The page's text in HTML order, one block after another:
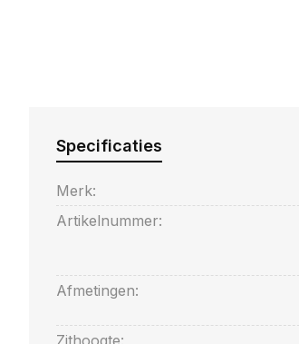
Specificaties
Merk:
Artikelnummer:
Afmetingen:
Zithoogte: